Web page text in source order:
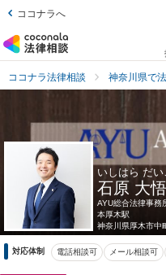
ココナラへ
ココナラ法律相談 神奈川県で
いしはら だい
石原 大悟
AYU総合法律事務
本厚木駅
神奈川県厚木市中
対応体制 電話相談可 メール相談可